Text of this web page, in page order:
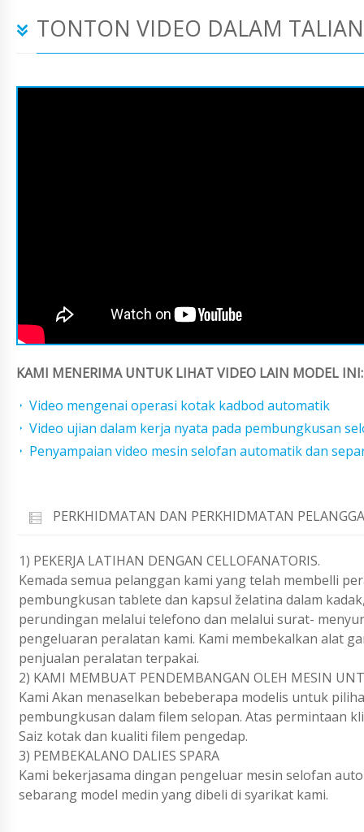
TONTON VIDEO DALAM TALIAN
KAMI MENERIMA UNTUK LIHAT VIDEO LAIN MODEL INI:
Video mengenai operasi kotak kadbod automatik
Video ujian dalam kerja nyata pada pembungkusan
Penyampaian video mesin selofan automatik dan
PERKHIDMATAN DAN PERKHIDMATAN
1) PEKERJA LATIHAN DENGAN CELLOFANATORIS.
Kemada semua pelanggan kami yang telah membelli
pembungkusan tablete dan kapsul želatina dalam
perundingan melalui telefono dan melalui surat-
pengeluaran peralatan kami. Kami membekalkan alat
penjualan peralatan terpakai.
2) KAMI MEMBUAT PENDEMBANGAN OLEH MESIN
Kami Akan menaselkan bebeberapa modelis untuk
pembungkusan dalam filem selopan. Atas permintaan
Saiz kotak dan kualiti filem pengedap.
3) PEMBEKALANO DALIES SPARA
Kami bekerjasama dingan pengeluar mesin selofan
sebarang model medin yang dibeli di syarikat kami.